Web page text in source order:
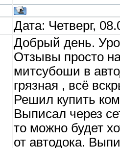
Дата: Четверг,
Добрый день.
Отзывы просто
митсубоши в
грязная , всё
Решил купить
Выписал через
то можно будет
от автодока.